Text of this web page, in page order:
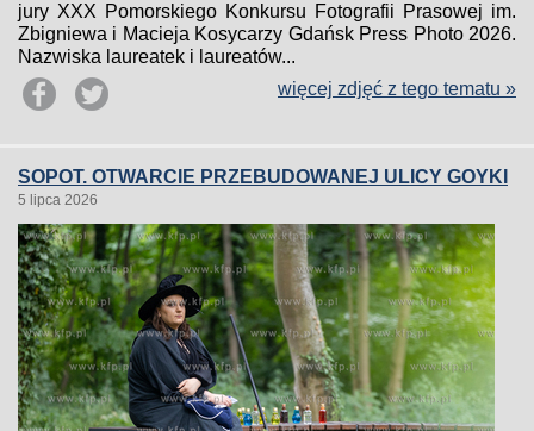
jury XXX Pomorskiego Konkursu Fotografii Prasowej im.
Zbigniewa i Macieja Kosycarzy Gdańsk Press Photo 2026.
Nazwiska laureatek i laureatów...
więcej zdjęć z tego tematu »
SOPOT. OTWARCIE PRZEBUDOWANEJ ULICY GOYKI
5 lipca 2026